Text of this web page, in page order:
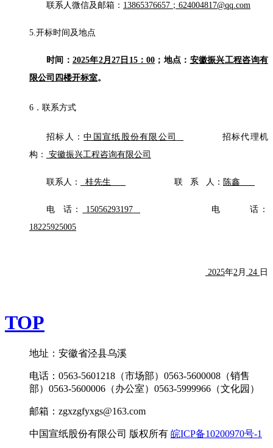
联系人微信及邮箱： 13865376657 ； 624004817@qq.com
5.开标时间及地点
时间 ： 2025年2月27 日 15：00 ；地点： 安徽振兴工程咨询有
限公司四楼开标室。
6．联系方式
招标人：中国宣纸股份有限公司
招标代理机
构：
安徽振兴工程咨询有限公司
联系人： 桂先生 联 系 人： 陈鑫
电 话： 15056293197 电
话：
18225925005
2025年2 月 24 日
TOP
地址：安徽省泾县乌溪
电话：0563-5601218（市场部）0563-5600008（销售
部）0563-5600006（办公室）0563-5999966（文化园）
邮箱：zgxzgfyxgs@163.com
中国宣纸股份有限公司 版权所有 皖ICP备10200970号-1